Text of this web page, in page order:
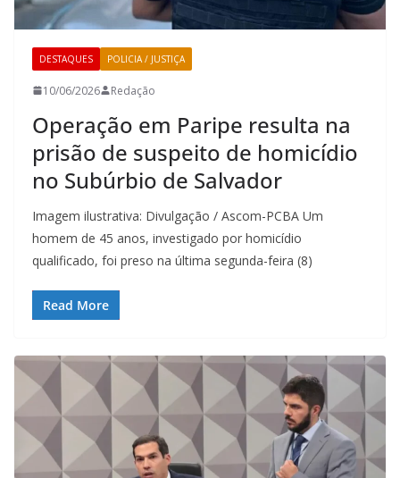
DESTAQUES POLICIA / JUSTIÇA
10/06/2026 Redação
Operação em Paripe resulta na
prisão de suspeito de homicídio
no Subúrbio de Salvador
Imagem ilustrativa: Divulgação / Ascom-PCBA Um
homem de 45 anos, investigado por homicídio
qualificado, foi preso na última segunda-feira (8)
Read More